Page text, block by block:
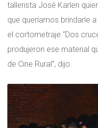
tallerista José Karlen
que queríamos brindarle
el cortometraje “Dos
produjeron ese material
de Cine Rural”, dijo.